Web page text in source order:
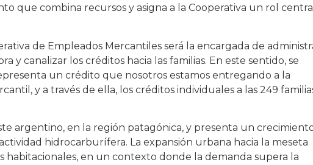
que combina recursos y asigna a la Cooperativa un rol
de Empleados Mercantiles será la encargada de
y canalizar los créditos hacia las familias. En este sentido, se
un crédito que nosotros estamos entregando a la
y a través de ella, los créditos individuales a las 249
argentino, en la región patagónica, y presenta un
hidrocarburífera. La expansión urbana hacia la meseta
habitacionales, en un contexto donde la demanda supera la